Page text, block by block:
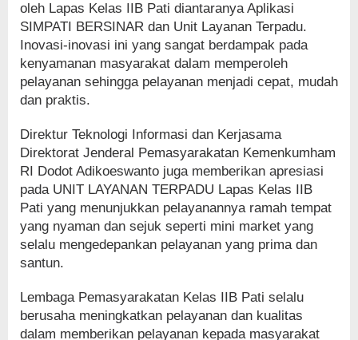
oleh Lapas Kelas IIB Pati diantaranya Aplikasi
SIMPATI BERSINAR dan Unit Layanan Terpadu.
Inovasi-inovasi ini yang sangat berdampak pada
kenyamanan masyarakat dalam memperoleh
pelayanan sehingga pelayanan menjadi cepat, mudah
dan praktis.
Direktur Teknologi Informasi dan Kerjasama
Direktorat Jenderal Pemasyarakatan Kemenkumham
RI Dodot Adikoeswanto juga memberikan apresiasi
pada UNIT LAYANAN TERPADU Lapas Kelas IIB
Pati yang menunjukkan pelayanannya ramah tempat
yang nyaman dan sejuk seperti mini market yang
selalu mengedepankan pelayanan yang prima dan
santun.
Lembaga Pemasyarakatan Kelas IIB Pati selalu
berusaha meningkatkan pelayanan dan kualitas
dalam memberikan pelayanan kepada masyarakat